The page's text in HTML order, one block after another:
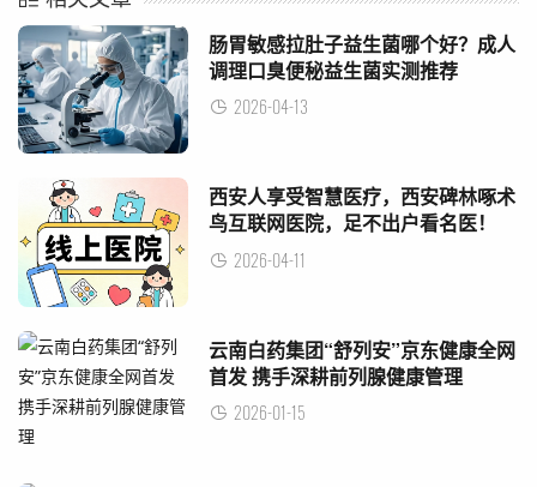
肠胃敏感拉肚子益生菌哪个好？成人
调理口臭便秘益生菌实测推荐
2026-04-13
西安人享受智慧医疗，西安碑林啄术
鸟互联网医院，足不出户看名医！
2026-04-11
云南白药集团“舒列安”京东健康全网
首发 携手深耕前列腺健康管理
2026-01-15